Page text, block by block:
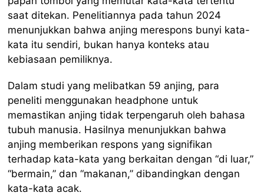
saat ditekan. Penelitiannya pada tahun 2024
menunjukkan bahwa anjing merespons bunyi kata-
kata itu sendiri, bukan hanya konteks atau
kebiasaan pemiliknya.
Dalam studi yang melibatkan 59 anjing, para
peneliti menggunakan headphone untuk
memastikan anjing tidak terpengaruh oleh bahasa
tubuh manusia. Hasilnya menunjukkan bahwa
anjing memberikan respons yang signifikan
terhadap kata-kata yang berkaitan dengan “di luar,”
“bermain,” dan “makanan,” dibandingkan dengan
kata-kata acak.